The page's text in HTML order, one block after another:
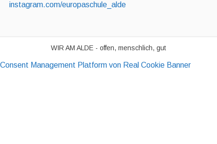
instagram.com/europaschule_alde
WIR AM ALDE - offen, menschlich, gut
Consent Management Platform von Real Cookie Banner